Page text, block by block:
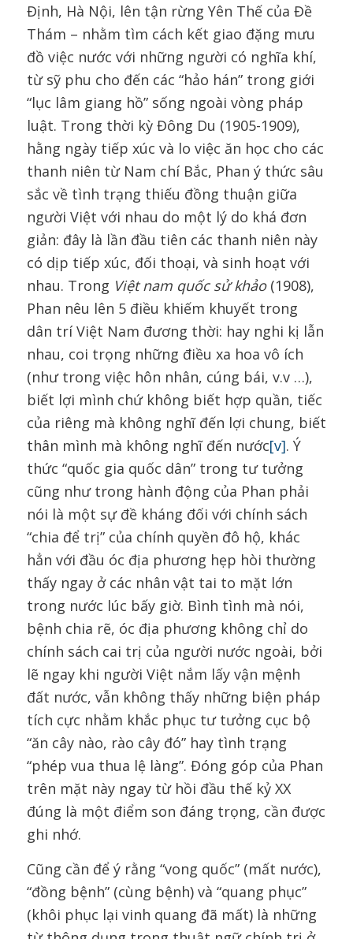
Định, Hà Nội, lên tận rừng Yên Thế của Đề
Thám – nhằm tìm cách kết giao đặng mưu
đồ việc nước với những người có nghĩa khí,
từ sỹ phu cho đến các “hảo hán” trong giới
“lục lâm giang hồ” sống ngoài vòng pháp
luật. Trong thời kỳ Đông Du (1905-1909),
hằng ngày tiếp xúc và lo việc ăn học cho các
thanh niên từ Nam chí Bắc, Phan ý thức sâu
sắc về tình trạng thiếu đồng thuận giữa
người Việt với nhau do một lý do khá đơn
giản: đây là lần đầu tiên các thanh niên này
có dịp tiếp xúc, đối thoại, và sinh hoạt với
nhau. Trong Việt nam quốc sử khảo(1908),
Phan nêu lên 5 điều khiếm khuyết trong
dân trí Việt Nam đương thời: hay nghi kị lẫn
nhau, coi trọng những điều xa hoa vô ích
(như trong việc hôn nhân, cúng bái, v.v …),
biết lợi mình chứ không biết hợp quần, tiếc
của riêng mà không nghĩ đến lợi chung, biết
thân mình mà không nghĩ đến nước[v]. Ý
thức “quốc gia quốc dân” trong tư tưởng
cũng như trong hành động của Phan phải
nói là một sự đề kháng đối với chính sách
“chia để trị” của chính quyền đô hộ, khác
hẳn với đầu óc địa phương hẹp hòi thường
thấy ngay ở các nhân vật tai to mặt lớn
trong nước lúc bấy giờ. Bình tình mà nói,
bệnh chia rẽ, óc địa phương không chỉ do
chính sách cai trị của người nước ngoài, bởi
lẽ ngay khi người Việt nắm lấy vận mệnh
đất nước, vẫn không thấy những biện pháp
tích cực nhằm khắc phục tư tưởng cục bộ
“ăn cây nào, rào cây đó” hay tình trạng
“phép vua thua lệ làng”. Đóng góp của Phan
trên mặt này ngay từ hồi đầu thế kỷ XX
đúng là một điểm son đáng trọng, cần được
ghi nhớ.
Cũng cần để ý rằng “vong quốc” (mất nước),
“đồng bệnh” (cùng bệnh) và “quang phục”
(khôi phục lại vinh quang đã mất) là những